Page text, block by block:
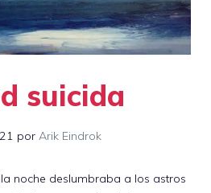
suicida
por Arik Eindrok
noche deslumbraba a los astros